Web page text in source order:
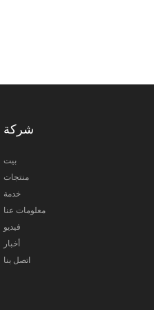
شركة
بيت
منتجات
خدمة
معلومات عنا
فيديو
أخبار
اتصل بنا